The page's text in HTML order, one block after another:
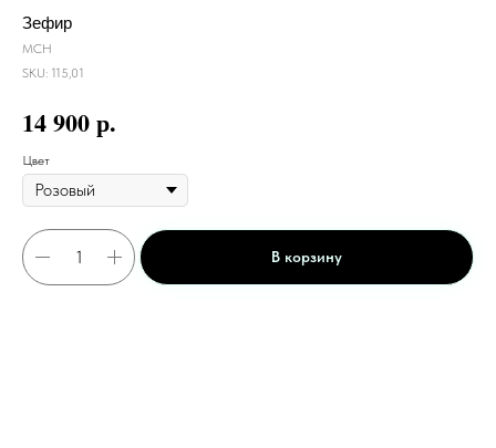
Зефир
МСН
SKU: 115,01
14 900р.
Цвет
В корзину